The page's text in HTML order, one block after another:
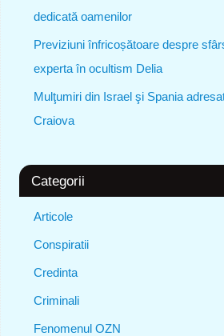
dedicată oamenilor
Previziuni înfricoșătoare despre
experta în ocultism Delia
Mulţumiri din Israel şi Spania
Craiova
Categorii
Articole
Conspiratii
Credinta
Criminali
Fenomenul OZN